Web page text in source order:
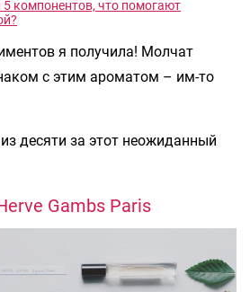
компонентов, что помогают
я получила! Молчат
с этим ароматом – им-то
десяти за этот неожиданный
Gambs Paris